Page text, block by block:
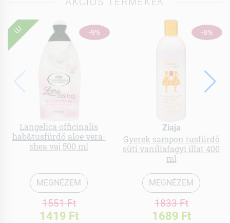
-9%
ÚJ
Langelica officinalis
hab&tusfürdő aloe vera-
shea vaj 500 ml
MEGNÉZEM
1551 Ft
1419 Ft
-8%
Ziaja
Gyerek sampon tusfürdő
süti vaníliafagyi illat 400
ml
MEGNÉZEM
1833 Ft
1689 Ft